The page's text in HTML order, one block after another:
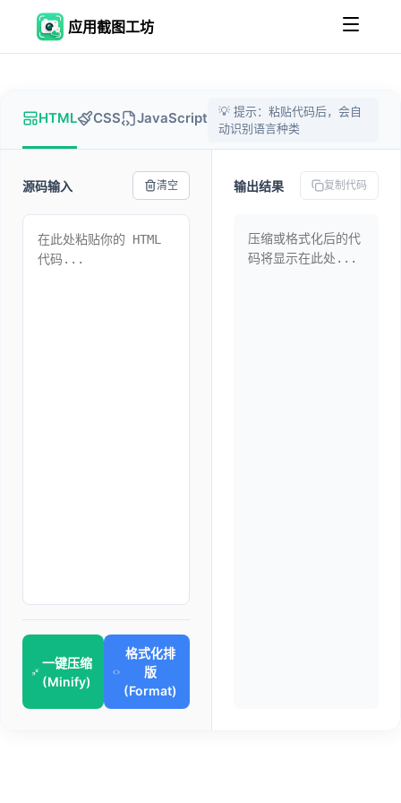
应用截图工坊
HTML CSS JavaScript
💡 提示：粘贴代码后，会自
动识别语言种类
源码输入 清空
一键压缩
(Minify)
格式化排
版
(Format)
输出结果 复制代码